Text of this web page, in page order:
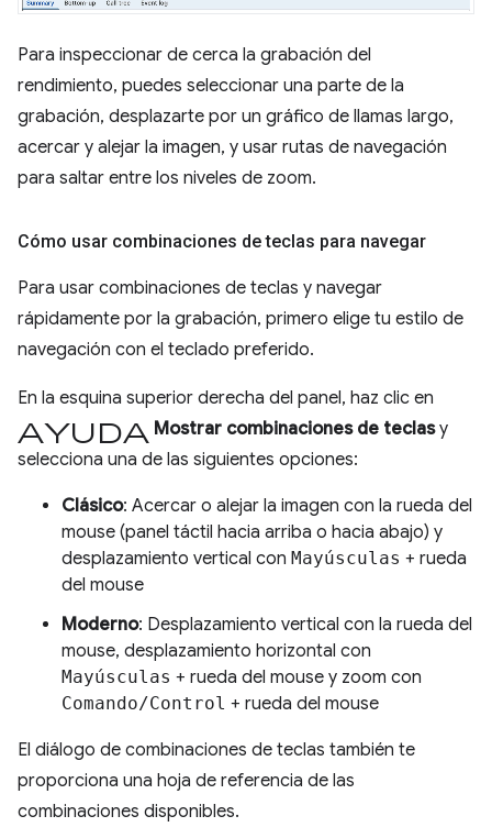
Para inspeccionar de cerca la grabación del
rendimiento, puedes seleccionar una parte de la
grabación, desplazarte por un gráfico de llamas largo,
acercar y alejar la imagen, y usar rutas de navegación
para saltar entre los niveles de zoom.
Cómo usar combinaciones de teclas para navegar
Para usar combinaciones de teclas y navegar
rápidamente por la grabación, primero elige tu estilo de
navegación con el teclado preferido.
En la esquina superior derecha del panel, haz clic en
Ayuda Mostrar combinaciones de teclasy
selecciona una de las siguientes opciones:
Clásico: Acercar o alejar la imagen con la rueda del
mouse (panel táctil hacia arriba o hacia abajo) y
desplazamiento vertical con Mayúsculas + rueda
del mouse
Moderno: Desplazamiento vertical con la rueda del
mouse, desplazamiento horizontal con
Mayúsculas + rueda del mouse y zoom con
Comando/Control + rueda del mouse
El diálogo de combinaciones de teclas también te
proporciona una hoja de referencia de las
combinaciones disponibles.